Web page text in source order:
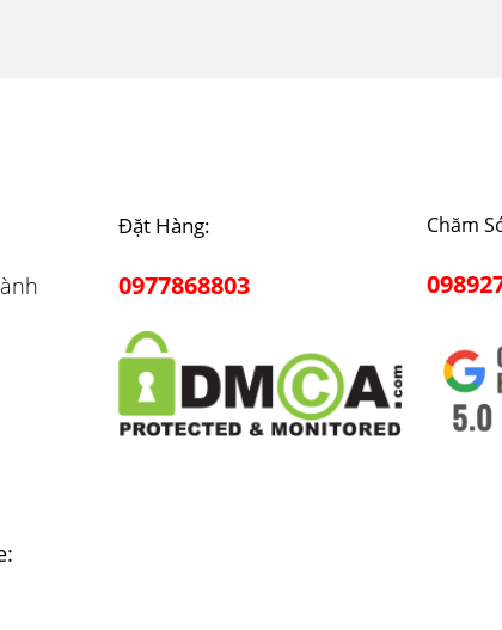
Đặt Hàng:
0977868803
Chăm